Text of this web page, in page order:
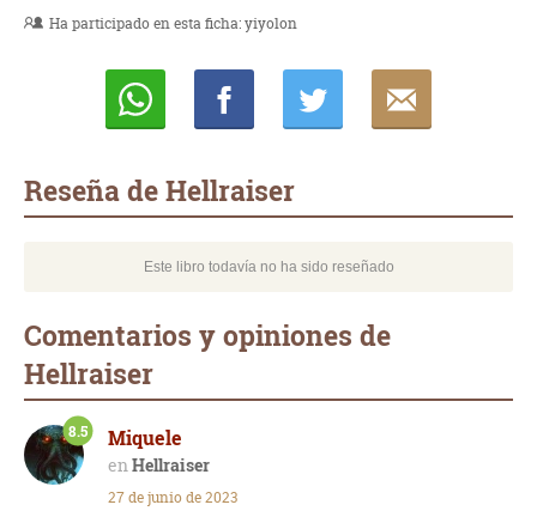
Ha participado en esta ficha:yiyolon
Reseña de Hellraiser
Este libro todavía no ha sido reseñado
Comentarios y opiniones de
Hellraiser
Miquele
Hellraiser
8.5
27 de junio de 2023